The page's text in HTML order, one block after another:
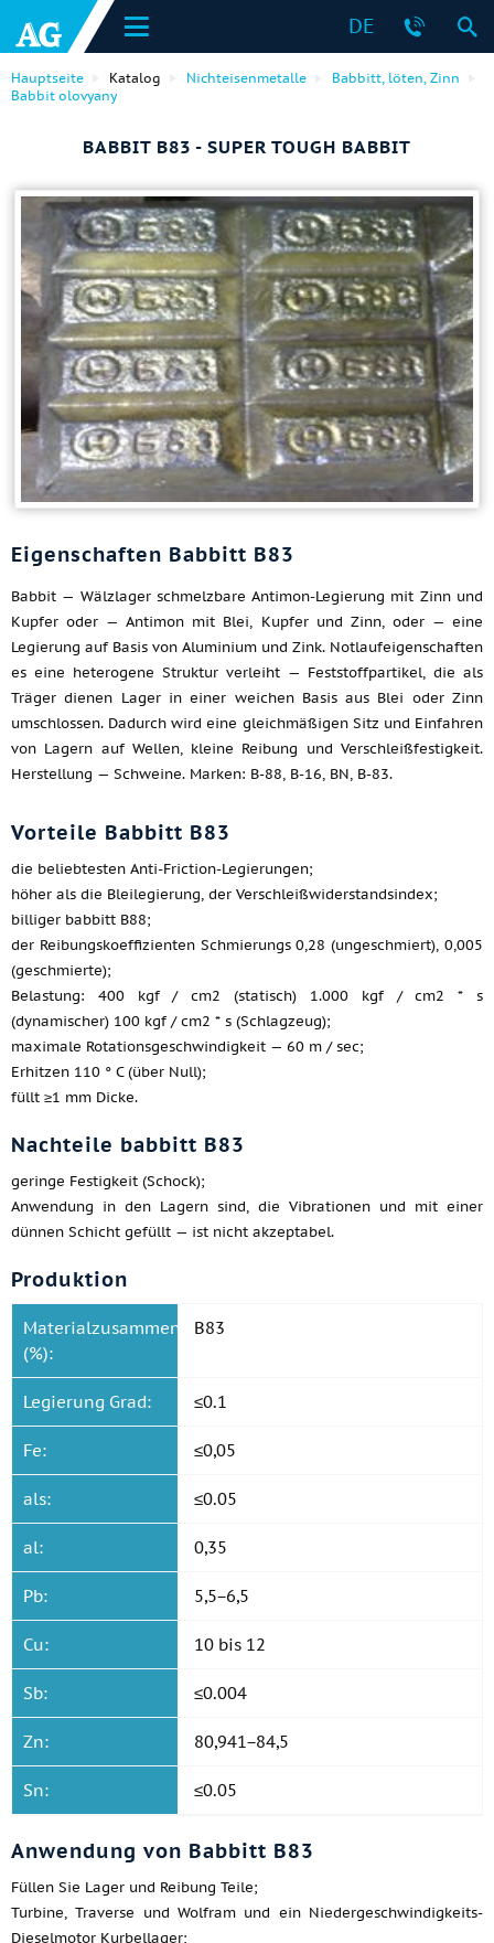
DE
Hauptseite Katalog Nichteisenmetalle
Babbitt, löten, Zinn
Babbit olovyany
BABBIT B83 - SUPER TOUGH BABBIT
Eigenschaften Babbitt B83
Babbit — Wälzlager schmelzbare Antimon-Legierung mit Zinn und
Kupfer oder — Antimon mit Blei, Kupfer und Zinn, oder — eine
Legierung auf Basis von Aluminium und Zink. Notlaufeigenschaften
es eine heterogene Struktur verleiht — Feststoffpartikel, die als
Träger dienen Lager in einer weichen Basis aus Blei oder Zinn
umschlossen. Dadurch wird eine gleichmäßigen Sitz und Einfahren
von Lagern auf Wellen, kleine Reibung und Verschleißfestigkeit.
Herstellung — Schweine. Marken: B-88, B-16, BN, B-83.
Vorteile Babbitt B83
die beliebtesten Anti-Friction-Legierungen;
höher als die Bleilegierung, der Verschleißwiderstandsindex;
billiger babbitt B88;
der Reibungskoeffizienten Schmierungs 0,28 (ungeschmiert), 0,005
(geschmierte);
Belastung: 400 kgf / cm2 (statisch) 1.000 kgf / cm2 * s
(dynamischer) 100 kgf / cm2 * s (Schlagzeug);
maximale Rotationsgeschwindigkeit — 60 m / sec;
Erhitzen 110 ° C (über Null);
füllt ≥1 mm Dicke.
Nachteile babbitt B83
geringe Festigkeit (Schock);
Anwendung in den Lagern sind, die Vibrationen und mit einer
dünnen Schicht gefüllt — ist nicht akzeptabel.
Produktion
Materialzusammensetzung
(%):
B83
Legierung Grad: ≤0.1
Fe: ≤0,05
als: ≤0.05
al: 0,35
Pb: 5,5−6,5
Cu: 10 bis 12
Sb: ≤0.004
Zn: 80,941−84,5
Sn: ≤0.05
Anwendung von Babbitt B83
Füllen Sie Lager und Reibung Teile;
Turbine, Traverse und Wolfram und ein Niedergeschwindigkeits-
Dieselmotor Kurbellager;